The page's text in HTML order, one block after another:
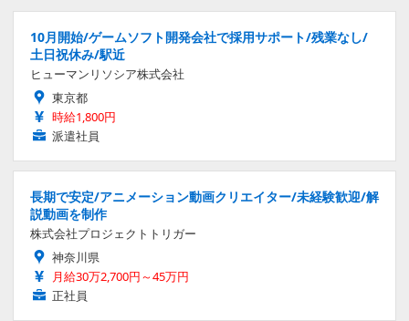
10月開始/ゲームソフト開発会社で採用サポート/残業なし/
土日祝休み/駅近
ヒューマンリソシア株式会社
東京都
時給1,800円
派遣社員
長期で安定/アニメーション動画クリエイター/未経験歓迎/解
説動画を制作
株式会社プロジェクトトリガー
神奈川県
月給30万2,700円～45万円
正社員